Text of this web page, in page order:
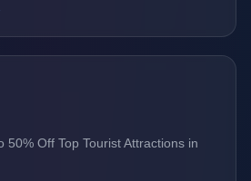
50% Off Top Tourist Attractions in